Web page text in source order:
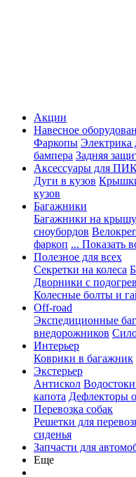
Акции
Навесное
Фаркопы Электрика
бампера Задняя
Аксессуары для
Дуги в кузов
кузов
Багажники
Багажники на крышу
сноубордов
фаркоп ... Показать
Полезное для всех
Секретки на колеса
Дворники с
Колесные болты и
Off-road
Экспедиционные
внедорожников
Интерьер
Коврики в багажник
Экстерьер
Антискол Водостоки
капота Дефлекторы
Перевозка собак
Решетки для
сиденья
Запчасти для
Еще